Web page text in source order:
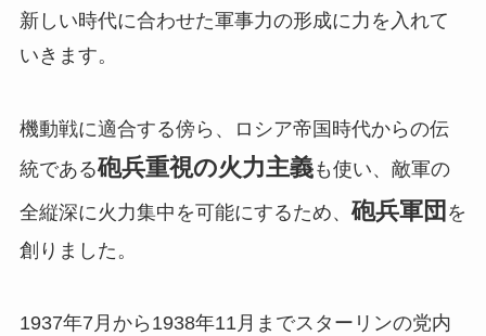
新しい時代に合わせた軍事力の形成に力を入れて
いきます。
機動戦に適合する傍ら、ロシア帝国時代からの伝
統である砲兵重視の火力主義も使い、敵軍の
全縦深に火力集中を可能にするため、砲兵軍団 を
創りました。
1937年7月から1938年11月までスターリンの党内